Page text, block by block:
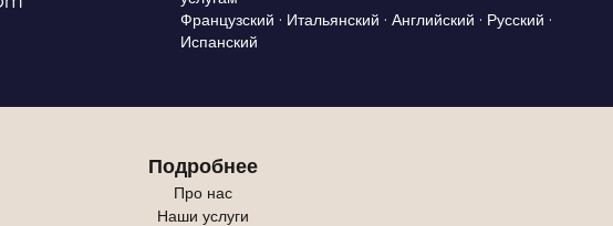
Французский · Итальянский · Английский · Русский ·
Испанский
Подробнее
Про нас
Наши услуги